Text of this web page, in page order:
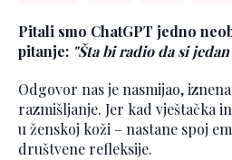
Pitali smo ChatGPT jedno
pitanje: "Šta bi radio da si
Odgovor nas je nasmijao,
razmišljanje. Jer kad vještačka
u ženskoj koži – nastane spoj
društvene refleksije.